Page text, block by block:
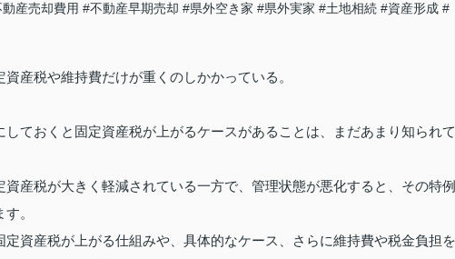
産売却費用 #不動産早期売却 #県外空き家 #県外実家 #土地相続 #資産形成 #
産税や維持費だけが重くのしかかっている。
ておくと固定資産税が上がるケースがあることは、まだあまり知られて
産税が大きく軽減されている一方で、管理状態が悪化すると、その特例
。
資産税が上がる仕組みや、具体的なケース、さらに維持費や税金負担を